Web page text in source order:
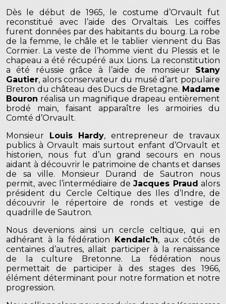
Dès le début de 1965, le costume d’Orvault fut
reconstitué avec l’aide des Orvaltais. Les coiffes
furent données par des habitants du bourg. La robe
de la femme, le châle et le tablier viennent du Bas
Cormier. La veste de l’homme vient du Plessis et le
chapeau a été récupéré aux Lions. La reconstitution
a été réussie grâce à l’aide de monsieur Stany
Gautier, alors conservateur du musé d’art populaire
Breton du château des Ducs de Bretagne. Madame
Bouron réalisa un magnifique drapeau entièrement
brodé main, faisant apparaître les armoiries du
Comté d’Orvault.
Monsieur Louis Hardy, entrepreneur de travaux
publics à Orvault mais surtout enfant d’Orvault et
historien, nous fut d’un grand secours en nous
aidant à découvrir le patrimoine de chants et danses
de sa ville. Monsieur Durand de Sautron nous
permit, avec l’intermédiaire de Jacques Praud alors
président du Cercle Celtique des Iles d’Indre, de
découvrir le répertoire de ronds et vestige de
quadrille de Sautron.
Nous devenions ainsi un cercle celtique, qui en
adhérant à la fédération Kendalc’h, aux côtés de
centaines d’autres, allait participer à la renaissance
de la culture Bretonne. La fédération nous
permettait de participer à des stages des 1966,
élément déterminant pour notre formation et notre
progression.